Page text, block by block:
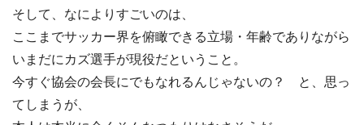
そして、なによりすごいのは、
ここまでサッカー界を俯瞰できる立場・年齢でありながら
いまだにカズ選手が現役だということ。
今すぐ協会の会長にでもなれるんじゃないの？ と、思っ
てしまうが、